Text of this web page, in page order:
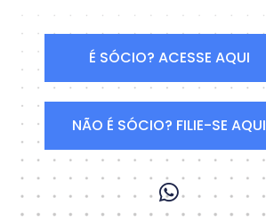
É SÓCIO? ACESSE AQUI
NÃO É SÓCIO? FILIE-SE AQUI